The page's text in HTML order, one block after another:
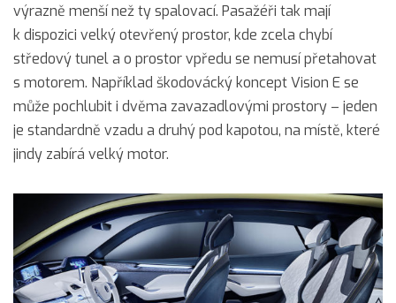
výrazně menší než ty spalovací. Pasažéři tak mají
k dispozici velký otevřený prostor, kde zcela chybí
středový tunel a o prostor vpředu se nemusí přetahovat
s motorem. Například škodovácký koncept Vision E se
může pochlubit i dvěma zavazadlovými prostory – jeden
je standardně vzadu a druhý pod kapotou, na místě, které
jindy zabírá velký motor.